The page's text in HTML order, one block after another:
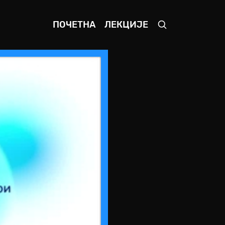
ПОЧЕТНА ЛЕКЦИЈЕ